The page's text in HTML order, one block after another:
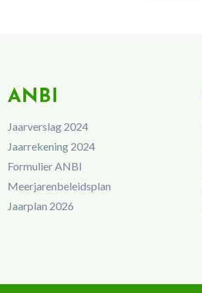
ANBI
Jaarverslag 2024
Jaarrekening 2024
Formulier ANBI
Meerjarenbeleidsplan
Jaarplan 2026